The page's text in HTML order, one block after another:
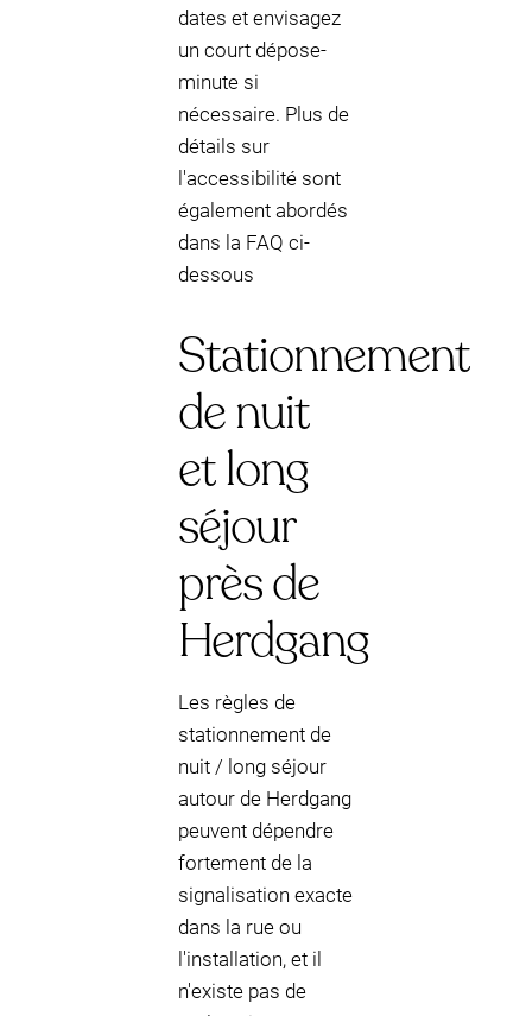
dates et envisagez
un court dépose-
minute si
nécessaire. Plus de
détails sur
l'accessibilité sont
également abordés
dans la FAQ ci-
dessous
Stationnement
de nuit
et long
séjour
près de
Herdgang
Les règles de
stationnement de
nuit / long séjour
autour de Herdgang
peuvent dépendre
fortement de la
signalisation exacte
dans la rue ou
l'installation, et il
n'existe pas de